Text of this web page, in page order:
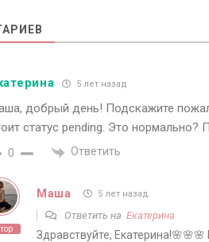
5 лет назад
добрый день! Подскажите
статус pending. Это нормально?
0 Ответить
Маша 5 лет назад
Ответить на Екатерина
Здравствуйте,